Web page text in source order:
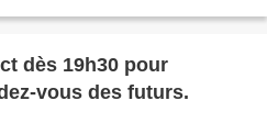
dès 19h30 pour
vous des futurs.